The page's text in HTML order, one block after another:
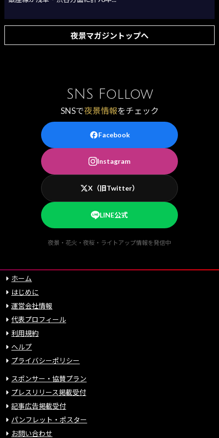
夜景マガジントップへ
SNS Follow
SNSで夜景情報をチェック
Facebook
Instagram
X（旧Twitter）
LINE公式
夜景・花火・夜桜・ライトアップ情報を発信中
ホーム
はじめに
運営会社情報
代表プロフィール
利用規約
ヘルプ
プライバシーポリシー
スポンサー・協賛プラン
プレスリリース掲載受付
記事広告掲載受付
パンフレット・ポスター
お問い合わせ